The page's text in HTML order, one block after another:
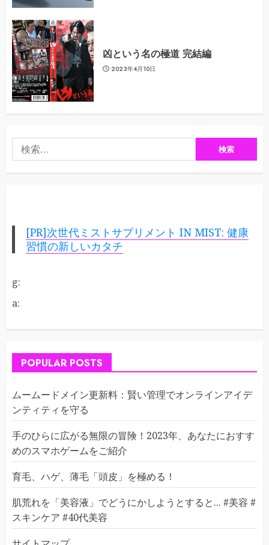
凶という名の極道 完結編
2023年4月10日
索:
[PR]次世代ミストサプリメント IN MIST: 健康
習慣の新しいカタチ
g:
a:
POPULAR POSTS
ムームードメイン更新料：賢い管理でオンラインアイデ
ンティティを守る
手のひらに広がる無限の冒険！2023年、あなたにおすす
めのスマホゲームをご紹介
育毛、ハゲ、薄毛「頭皮」を極める！
肌荒れを「美容液」でどうにかしようとすると... #美容 #
スキンケア #40代美容